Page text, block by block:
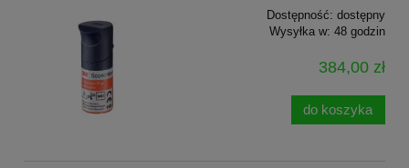
Dostępność: dostępny
Wysyłka w: 48 godzin
384,00 zł
do koszyka